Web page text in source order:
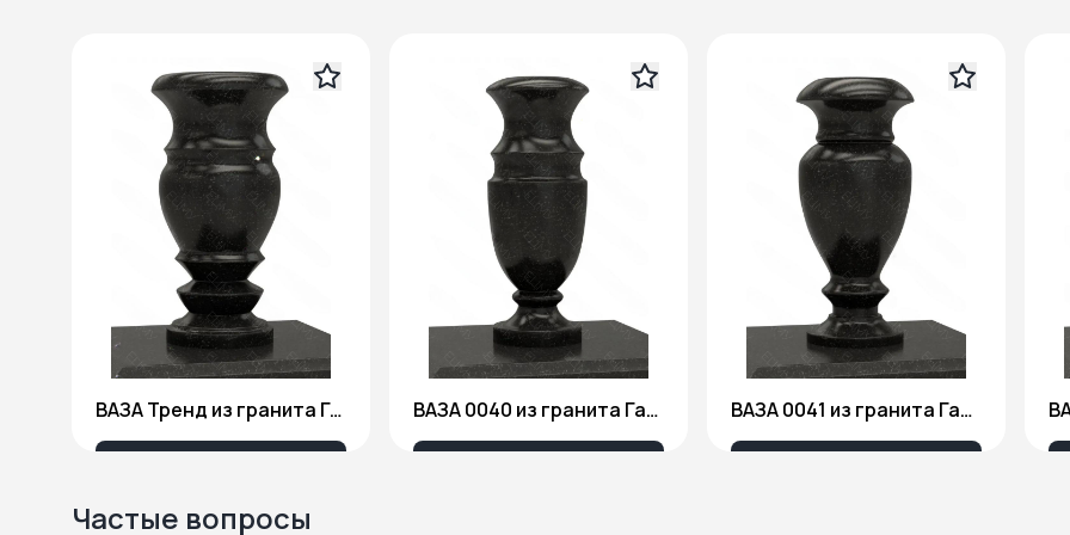
ВАЗА Тренд из гранита Габбро Диабаз ВАЗА 0040 из гранита Габбро Диабаз ВАЗА 0041 из гранита Габбро Диабаз
Частые вопросы